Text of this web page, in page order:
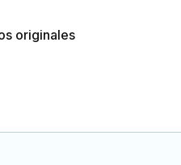
originales